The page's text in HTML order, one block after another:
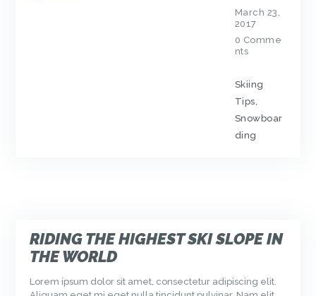
March 23,
2017
0 Comme
nts
Skiing
Tips,
Snowboar
ding
RIDING THE HIGHEST SKI SLOPE IN
THE WORLD
Lorem ipsum dolor sit amet, consectetur adipiscing elit.